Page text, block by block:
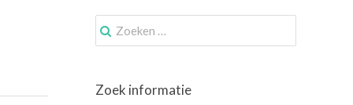
Zoek
naar:
Zoek informatie